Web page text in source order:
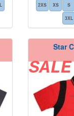
2XS XS S
3XL
Star
SALE